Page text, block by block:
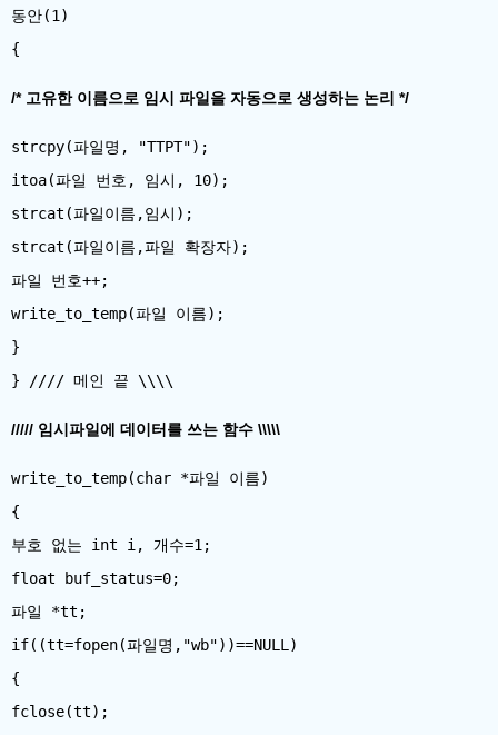
동안(1)
/* 고유한 이름으로 임시 파일을 자동으로 생성하는 논리 */
strcpy(파일명, "TTPT");
itoa(파일 번호, 임시, 10);
strcat(파일이름,임시);
strcat(파일이름,파일 확장자);
파일 번호++;
write_to_temp(파일 이름);
}
///// 임시파일에 데이터를 쓰는 함수 \\\\\
write_to_temp(char *파일 이름)
{
부호 없는 int i, 개수=1;
float buf_status=0;
파일 *tt;
if((tt=fopen(파일명,"wb"))==NULL)
{
fclose(tt);